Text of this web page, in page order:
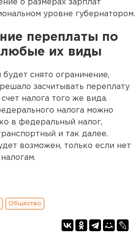
о размерах зарплат
уровне губернатором.
переплаты по
любые их виды
снято ограничение,
засчитывать переплату
налога того же вида.
налога можно
в федеральный налог,
и так далее.
возможен, только если нет
Общество